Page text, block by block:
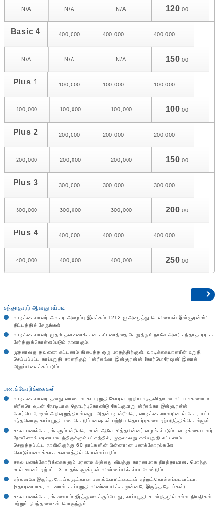
N/A N/A N/A 120 .00
Basic 4 400,000 400,000 400,000
N/A N/A N/A 150 .00
Plus 1 100,000 100,000 100,000
100,000 100,000 100,000 100 .00
Plus 2 200,000 200,000 200,000
200,000 200,000 200,000 150 .00
Plus 3 300,000 300,000 300,000
300,000 300,000 300,000 200 .00
Plus 4 400,000 400,000 400,000
400,000 400,000 400,000 250 .00
சந்தாதாரர் ஆவது எப்படி
வாடிக்கையாளர் அவசர அழைப்பு இலக்கம் 1212 ஐ அழைத்து டெலிலைஃப் இன்சூரன்ஸ்’
திட்டத்தில் சேருங்கள்
வாடிக்கையாளர் முதல் தவணைக்கான கட்டணத்தை செலுத்தும் நாளே அவர் சந்தாதாரராக
சேர்த்துக்கொள்ளப்படும் நாளாகும்.
முதலாவது தவணை கட்டணம் கிடைத்த ஒரு மாதத்திற்குள், வாடிக்கையாளரின் உறுதி
செய்யப்பட்ட காப்புறுதி சான்றிதழ் ‘ ஸ்ரீலங்கா இன்சூரன்ஸ் கோர்பொரேஷன்’ இனால்
அனுப்பிவைக்கப்படும்.
பணக்கோரிக்கைகள்
வாடிக்கையாளர் தனது வாணாள் காப்புறுதி கோரல் பற்றிய எந்தவிதமான விடயங்களையும்
ஸ்ரீலரெ வுடன் நேரடியாக தொடர்புகொண்டு கேட்குமாறு ஸ்ரீலங்கா இன்சூரன்ஸ்
கோர்பொரேஷன் அறிவுறுத்தியுள்ளது. அதன்படி ஸ்ரீலரெ, வாடிக்கையாளரினால் கோரப்பட்ட
எந்தவொரு காப்புறுதி பண கொடுப்பனவுகள் பற்றிய தொடர்புகளை ஏற்படுத்திக்கொள்ளும்.
சகல பணக்கோரல்களும் ஸ்ரீலரெ உடன் ஆலோசித்தபின்னர் வழங்கப்படும். வாடிக்கையாளர்
நோயினால் மரணமடைந்திருக்கும் பட்சத்தில், முதலாவது காப்புறுதி கட்டணம்
செலுத்தப்பட்ட நாளிலிருந்து 60 நாட்களின் பின்னரான பணக்கோரல்களே
கொடுப்பனவுக்காக கவனத்தில் கொள்ளப்படும் .
சகல பணக்கோரிக்கைகளும் மரணம் அல்லது விபத்து காரணமாக நிரந்தரமான, மொத்த
உடல் ஊனம் ஏற்பட்ட 3 மாதங்களுக்குள் விண்ணப்பிக்கப்படவேண்டும்.
ஏற்கனவே இருந்த நோய்களுக்கான பணக்கோரிக்கைகள் ஏற்றுக்கொள்ளப்படமாட்டா.
(உதாரணமாக, வாணாள் காப்புறுதி விண்ணப்பிக்க முன்னரே இருந்த நோய்கள்).
சகல பணக்கோரல்களையும் தீர்த்துவைக்கும்போது, காப்புறுதி சான்றிதழில் உள்ள நியதிகள்
மற்றும் நிபந்தனைகள் பொருந்தும்.